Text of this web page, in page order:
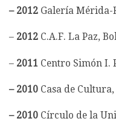
– 2012 Galería Mérida-
– 2012 C.A.F. La Paz,
– 2011 Centro Simón I.
– 2010 Casa de
– 2010 Círculo de la